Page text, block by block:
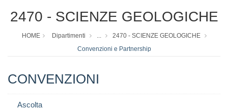
2470 - SCIENZE GEOLOGICHE
HOME Dipartimenti ...
2470 - SCIENZE GEOLOGICHE
Convenzioni e Partnership
CONVENZIONI
Ascolta